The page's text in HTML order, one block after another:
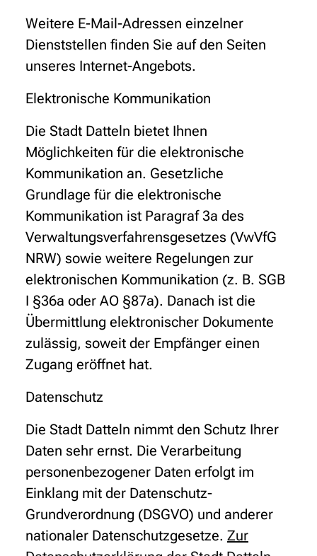
Weitere E-Mail-Adressen einzelner
Dienststellen finden Sie auf den Seiten
unseres Internet-Angebots.
Elektronische Kommunikation
Die Stadt Datteln bietet Ihnen
Möglichkeiten für die elektronische
Kommunikation an. Gesetzliche
Grundlage für die elektronische
Kommunikation ist Paragraf 3a des
Verwaltungsverfahrensgesetzes (VwVfG
NRW) sowie weitere Regelungen zur
elektronischen Kommunikation (z. B. SGB
I §36a oder AO §87a). Danach ist die
Übermittlung elektronischer Dokumente
zulässig, soweit der Empfänger einen
Zugang eröffnet hat.
Datenschutz
Die Stadt Datteln nimmt den Schutz Ihrer
Daten sehr ernst. Die Verarbeitung
personenbezogener Daten erfolgt im
Einklang mit der Datenschutz-
Grundverordnung (DSGVO) und anderer
nationaler Datenschutzgesetze. Zur